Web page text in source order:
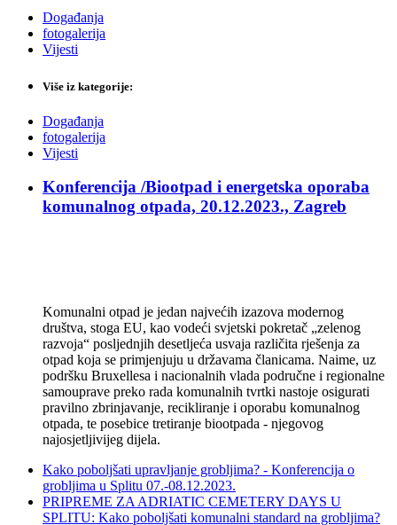
Događanja
fotogalerija
Vijesti
Više iz kategorije:
Događanja
fotogalerija
Vijesti
Konferencija /Biootpad i energetska oporaba
komunalnog otpada, 20.12.2023., Zagreb
Komunalni otpad je jedan najvećih izazova modernog
društva, stoga EU, kao vodeći svjetski pokretač „zelenog
razvoja“ posljednjih desetljeća usvaja različita rješenja za
otpad koja se primjenjuju u državama članicama. Naime, uz
podršku Bruxellesa i nacionalnih vlada područne i regionalne
samouprave preko rada komunalnih tvrtki nastoje osigurati
pravilno zbrinjavanje, recikliranje i oporabu komunalnog
otpada, te posebice tretiranje biootpada - njegovog
najosjetljivijeg dijela.
Kako poboljšati upravljanje grobljima? - Konferencija o
grobljima u Splitu 07.-08.12.2023.
PRIPREME ZA ADRIATIC CEMETERY DAYS U
SPLITU: Kako poboljšati komunalni standard na grobljima?